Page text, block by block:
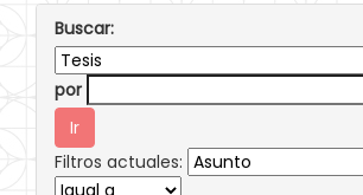
Buscar:
por
Filtros actuales: